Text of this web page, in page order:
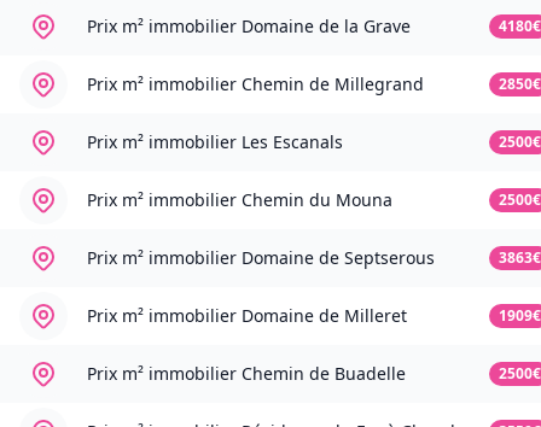
Prix m² immobilier Domaine de la Grave 4180€
Prix m² immobilier Chemin de Millegrand 2850€
Prix m² immobilier Les Escanals 2500€
Prix m² immobilier Chemin du Mouna 2500€
Prix m² immobilier Domaine de Septserous 3863€
Prix m² immobilier Domaine de Milleret 1909€
Prix m² immobilier Chemin de Buadelle 2500€